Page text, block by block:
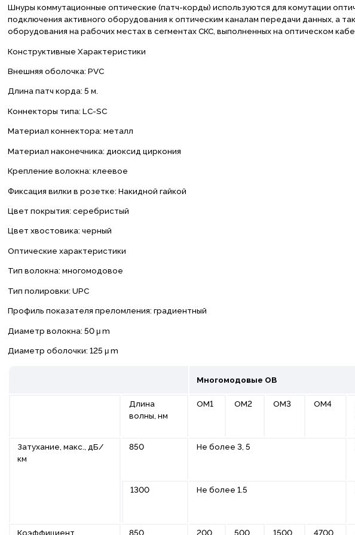
Шнуры коммутационные оптические (патч-корды) используются для комутации
подключения активного оборудования к оптическим каналам передачи данных, а
оборудования на рабочих местах в сегментах СКС, выполненных на оптическом
Конструктивные Характеристики
Внешняя оболочка: PVC
Длина патч корда: 5 м.
Коннекторы типа: LC-SC
Материал коннектора: металл
Материал наконечника: диоксид циркония
Крепление волокна: клеевое
Фиксация вилки в розетке: Накидной гайкой
Цвет покрытия: серебристый
Цвет хвостовика: черный
Оптические характеристики
Тип волокна: многомодовое
Тип полировки: UPC
Профиль показателя преломления: градиентный
Диаметр волокна: 50 μ m
Диаметр оболочки: 125 μ m
Многомодовые ОВ
Длина
волны, нм
ОМ1 ОМ2 ОМ3 ОМ4
Затухание, макс., дБ/
км
850 Не более 3, 5
1300
Не более 1.5
Коэффициент
850 200 500 1500 4700